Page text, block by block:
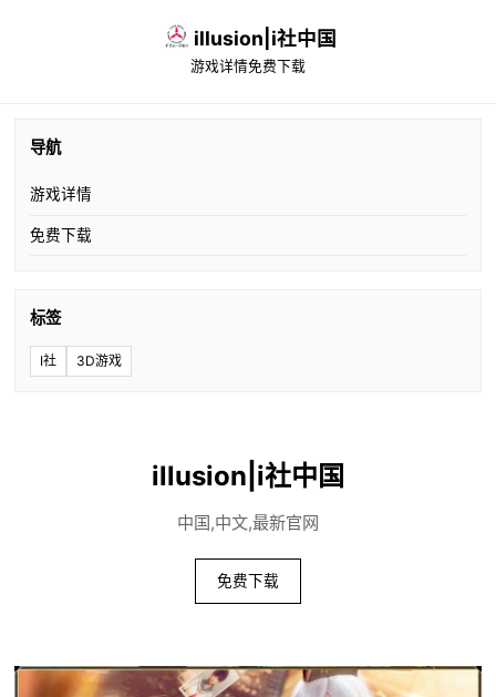
illusion|i社中国
游戏详情免费下载
导航
游戏详情
免费下载
标签
I社 3D游戏
illusion|i社中国
中国,中文,最新官网
免费下载